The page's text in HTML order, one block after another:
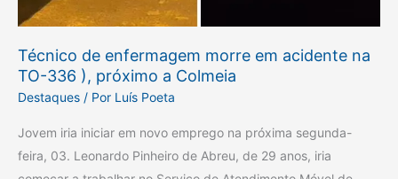
Técnico de enfermagem morre em acidente na
TO-336 ), próximo a Colmeia
Destaques / Por Luís Poeta
Jovem iria iniciar em novo emprego na próxima segunda-
feira, 03. Leonardo Pinheiro de Abreu, de 29 anos, iria